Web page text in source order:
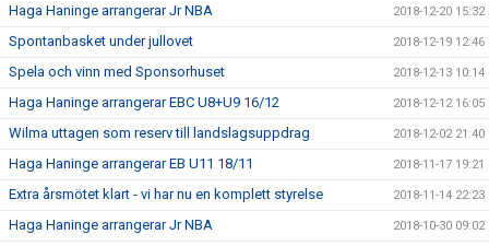
Haga Haninge arrangerar Jr NBA 2018-12-20 15:32
Spontanbasket under jullovet 2018-12-19 12:46
Spela och vinn med Sponsorhuset 2018-12-13 10:14
Haga Haninge arrangerar EBC U8+U9 16/12 2018-12-12 16:05
Wilma uttagen som reserv till landslagsuppdrag 2018-12-02 21:40
Haga Haninge arrangerar EB U11 18/11 2018-11-17 19:21
Extra årsmötet klart - vi har nu en komplett styrelse 2018-11-14 22:23
Haga Haninge arrangerar Jr NBA 2018-10-30 09:02